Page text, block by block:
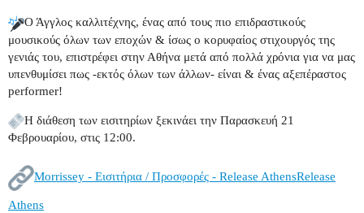
Ο Άγγλος καλλιτέχνης, ένας από τους πιο επιδραστικούς
μουσικούς όλων των εποχών & ίσως ο κορυφαίος στιχουργός της
γενιάς του, επιστρέφει στην Αθήνα μετά από πολλά χρόνια για να μας
υπενθυμίσει πως -εκτός όλων των άλλων- είναι & ένας αξεπέραστος
performer!
Η διάθεση των εισιτηρίων ξεκινάει την Παρασκευή 21
Φεβρουαρίου, στις 12:00.
Morrissey - Εισιτήρια / Προσφορές - Release AthensRelease
Athens